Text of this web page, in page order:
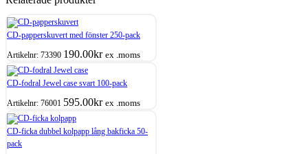
CD-papperskuvert med fönster 250-pack
Artikelnr: 73390 190.00kr ex .moms
CD-fodral Jewel case svart 100-pack
Artikelnr: 76001 595.00kr ex .moms
CD-ficka dubbel kolpapp lång bakficka 50-
pack